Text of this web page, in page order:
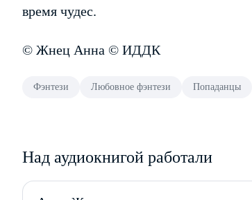
время чудес.
© Жнец Анна © ИДДК
Фэнтези Любовное фэнтези Попаданцы
Над аудиокнигой работали